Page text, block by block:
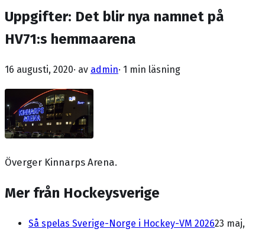
Uppgifter: Det blir nya namnet på
HV71:s hemmaarena
16 augusti, 2020· av admin· 1 min läsning
Överger Kinnarps Arena.
Mer från Hockeysverige
Så spelas Sverige-Norge i Hockey-VM 202623 maj,